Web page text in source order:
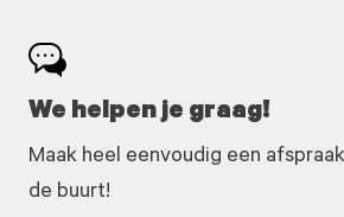
We helpen je graag!
Maak heel eenvoudig een
de buurt!